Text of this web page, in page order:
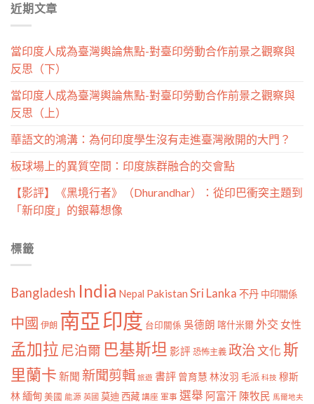
類
近期文章
當印度人成為臺灣輿論焦點-對臺印勞動合作前景之觀察與
反思（下）
當印度人成為臺灣輿論焦點-對臺印勞動合作前景之觀察與
反思（上）
華語文的鴻溝：為何印度學生沒有走進臺灣敞開的大門？
板球場上的異質空間：印度族群融合的交會點
【影評】《黑境行者》（Dhurandhar）：從印巴衝突主題到
「新印度」的銀幕想像
標籤
Bangladesh India Nepal Pakistan Sri Lanka 不丹 中印關係
中國 伊朗 南亞印度 台印關係 吳德朗 喀什米爾外交 女性
孟加拉 尼泊爾 巴基斯坦 影評 恐怖主義 政治文化斯
里蘭卡 新聞 新聞剪輯 旅遊 書評 曾育慧 林汝羽 毛派 科技 穆斯
林 緬甸 美國 能源 英國 莫迪 西藏 講座 軍事 選舉 阿富汗 陳牧民 馬爾地夫